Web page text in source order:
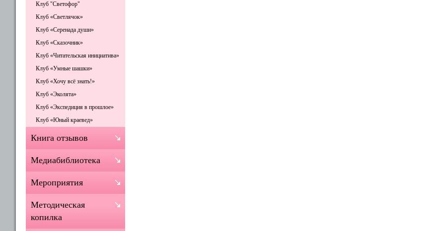
Клуб "Светофор"
Клуб «Светлячок»
Клуб «Серенада души»
Клуб «Сказочник»
Клуб «Читательская инициатива»
Клуб «Умные шашки»
Клуб «Хочу всё знать!»
Клуб «Эколята»
Клуб «Экспедиция в прошлое»
Клуб «Юный краевед»
Книга отзывов
Медиабиблиотека
Мероприятия
Методическая
копилка